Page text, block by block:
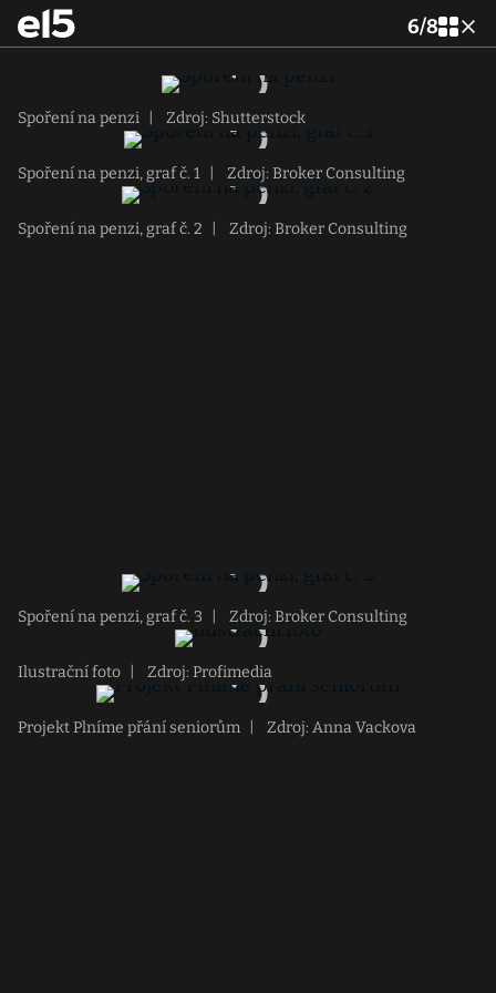
6/8
Spoření na penzi Zdroj: Shutterstock
Spoření na penzi, graf č. 1 Zdroj: Broker Consulting
Spoření na penzi, graf č. 2 Zdroj: Broker Consulting
Spoření na penzi, graf č. 3 Zdroj: Broker Consulting
Ilustrační foto Zdroj: Profimedia
Projekt Plníme přání seniorům Zdroj: Anna Vackova